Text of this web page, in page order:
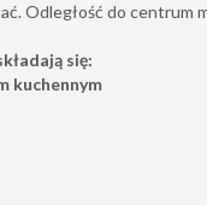
Odległość do centrum
się:
kuchennym